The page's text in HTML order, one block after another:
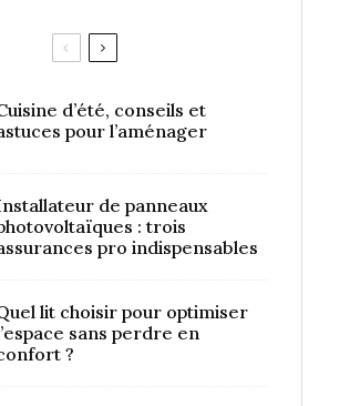
d’été, conseils et
pour l’aménager
de panneaux
: trois
pro indispensables
lit choisir pour optimiser
sans perdre en
?